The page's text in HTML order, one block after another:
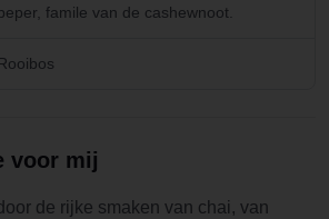
famile van de cashewnoot.
voor mij
de rijke smaken van chai, van